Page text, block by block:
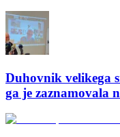
Duhovnik velikega
ga je zaznamovala